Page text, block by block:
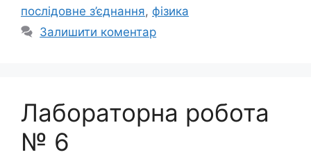
послідовне з’єднання, фізика
Залишити коментар
Лабораторна робота
№ 6